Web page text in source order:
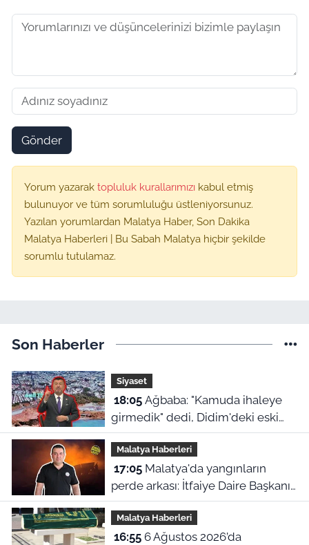
Gönder
Yorum yazarak topluluk kurallarımızı kabul etmiş
bulunuyor ve tüm sorumluluğu üstleniyorsunuz.
Yazılan yorumlardan Malatya Haber, Son Dakika
Malatya Haberleri | Bu Sabah Malatya hiçbir şekilde
sorumlu tutulamaz.
Son Haberler
Siyaset
18:05Ağbaba: "Kamuda ihaleye
girmedik" dedi, Didim'deki eski
ihale iddiaları yeniden gündeme
geldi
Malatya Haberleri
17:05Malatya'da yangınların
perde arkası: İtfaiye Daire Başkanı
en büyük hatayı açıkladı
Malatya Haberleri
16:556 Ağustos 2026’da